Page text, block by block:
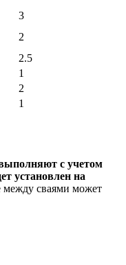
3
2
2.5
1
2
1
с учетом
установлен на
между сваями может